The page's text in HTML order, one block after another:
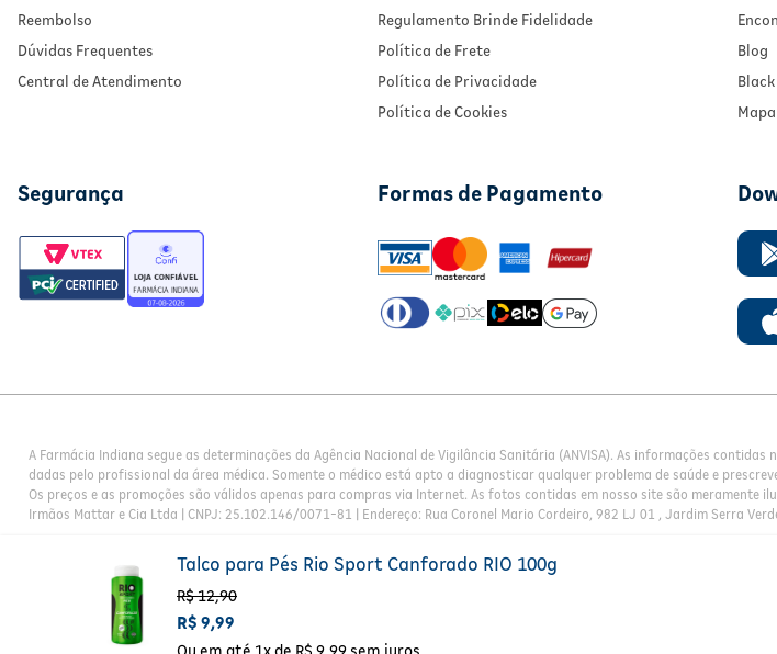
Talco para Pés Rio Sport Canforado RIO 100g
R$12,90
R$ 9,99
Ou em até 1x de R$ 9 99 sem juros
Reembolso
Dúvidas Frequentes
Central de Atendimento
Regulamento Brinde Fidelidade
Política de Frete
Política de Privacidade
Política de Cookies
Blog
Segurança Formas de Pagamento
A Farmácia Indiana segue as determinações da Agência Nacional de Vigilância Sanitária (ANVISA). As informações
dadas pelo profissional da área médica. Somente o médico está apto a diagnosticar qualquer problema de saúde e
Os preços e as promoções são válidos apenas para compras via Internet. As fotos contidas em nosso site são meramente
Irmãos Mattar e Cia Ltda | CNPJ: 25.102.146/0071-81 | Endereço: Rua Coronel Mario Cordeiro, 982 LJ 01 , Jardim Serra